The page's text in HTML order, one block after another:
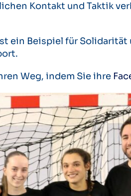
Kontakt und Taktik
ein Beispiel für
Weg, indem Sie ihre